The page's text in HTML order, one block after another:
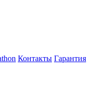
Контакты Гарантия